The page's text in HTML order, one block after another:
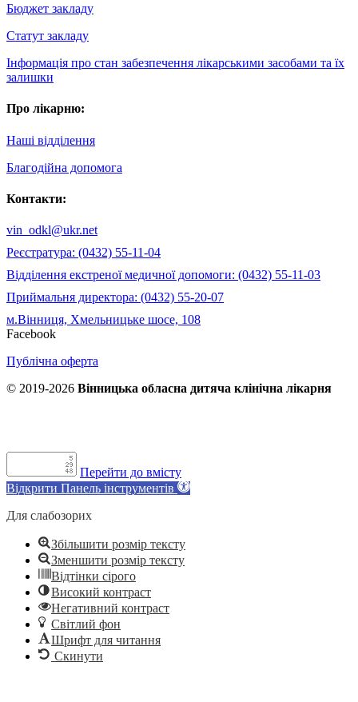
Бюджет закладу
Статут закладу
Інформація про стан забезпечення лікарськими засобами та їх
залишки
Про лікарню:
Наші відділення
Благодійна допомога
Контакти:
vin_odkl@ukr.net
Реєстратура: (0432) 55-11-04
Відділення екстреної медичної допомоги: (0432) 55-11-03
Приймальня директора: (0432) 55-20-07
м.Вінниця, Хмельницьке шосе, 108
Facebook
Публічна оферта
© 2019-2026 Вінницька обласна дитяча клінічна лікарня
Перейти до вмісту
Відкрити Панель інструментів
Для слабозорих
Збільшити розмір тексту
Зменшити розмір тексту
Відтінки сірого
Високий контраст
Негативний контраст
Світлий фон
Шрифт для читання
Скинути